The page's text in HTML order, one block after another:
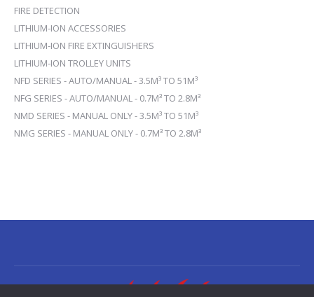
FIRE DETECTION
LITHIUM-ION ACCESSORIES
LITHIUM-ION FIRE EXTINGUISHERS
LITHIUM-ION TROLLEY UNITS
NFD SERIES - AUTO/MANUAL - 3.5M³ TO 51M³
NFG SERIES - AUTO/MANUAL - 0.7M³ TO 2.8M³
NMD SERIES - MANUAL ONLY - 3.5M³ TO 51M³
NMG SERIES - MANUAL ONLY - 0.7M³ TO 2.8M³